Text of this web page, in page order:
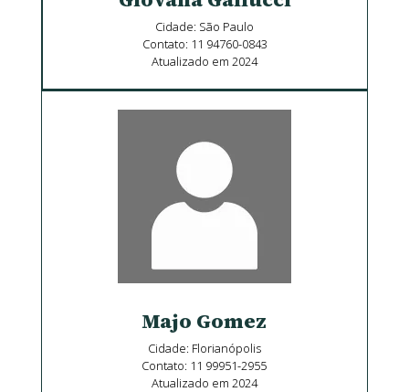
Cidade: São Paulo
Contato: 11 94760-0843
Atualizado em 2024
Majo Gomez
Cidade: Florianópolis
Contato: 11 99951-2955
Atualizado em 2024